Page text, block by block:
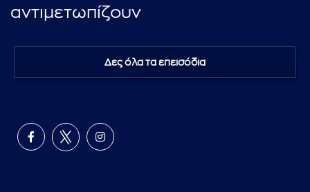
αντιμετωπίζουν
Δες όλα τα επεισόδια